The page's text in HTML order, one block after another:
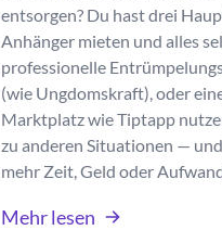
entsorgen? Du hast drei
Anhänger mieten und alles
professionelle
(wie Ungdomskraft), oder
Marktplatz wie Tiptapp
zu anderen Situationen —
mehr Zeit, Geld oder
Mehr lesen